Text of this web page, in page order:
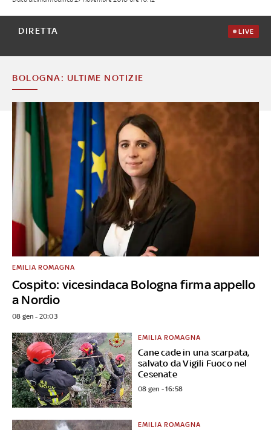
DIRETTA LIVE
BOLOGNA: ULTIME NOTIZIE
Cospito: vicesindaca Bologna firma appello
a Nordio
EMILIA ROMAGNA
08 gen - 20:03
Cane cade in una scarpata,
salvato da Vigili Fuoco nel
Cesenate
EMILIA ROMAGNA
08 gen - 16:58
EMILIA ROMAGNA